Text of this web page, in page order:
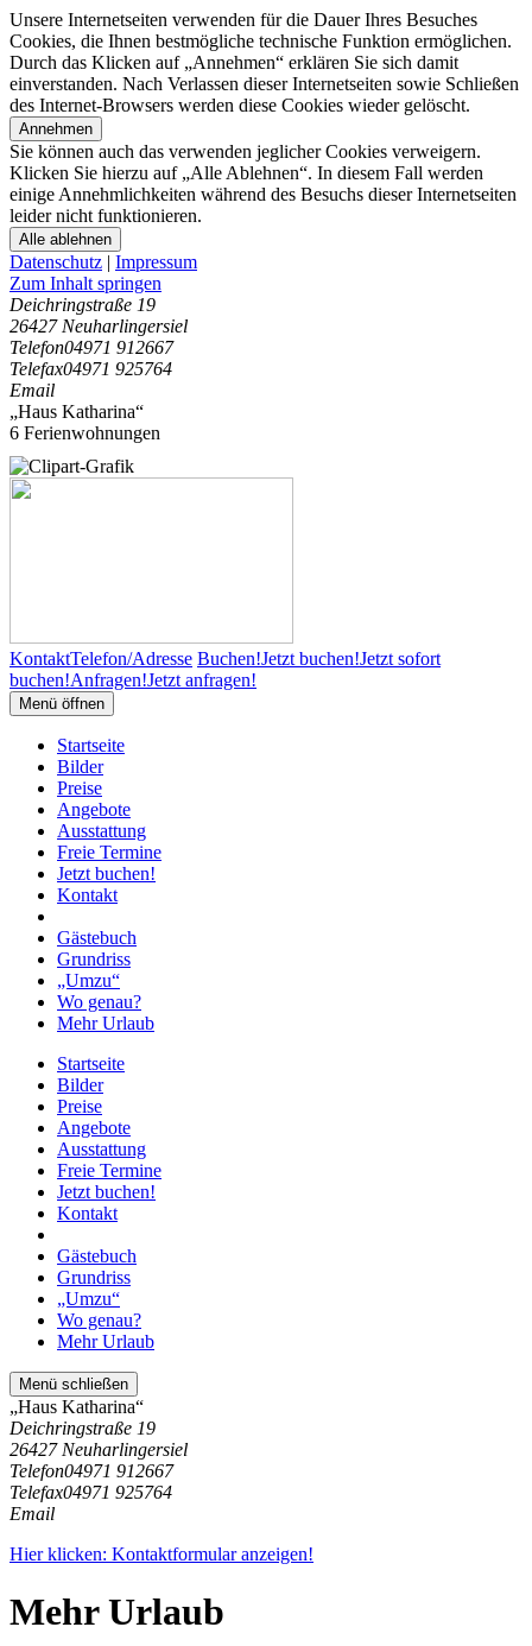
Unsere Internetseiten verwenden für die Dauer Ihres Besuches
Cookies, die Ihnen bestmögliche technische Funktion ermöglichen.
Durch das Klicken auf „Annehmen“ erklären Sie sich damit
einverstanden. Nach Verlassen dieser Internetseiten sowie Schließen
des Internet-Browsers werden diese Cookies wieder gelöscht.
Annehmen
Sie können auch das verwenden jeglicher Cookies verweigern.
Klicken Sie hierzu auf „Alle Ablehnen“. In diesem Fall werden
einige Annehmlichkeiten während des Besuchs dieser Internetseiten
leider nicht funktionieren.
Alle ablehnen
Datenschutz | Impressum
Zum Inhalt springen
Deichringstraße 19
26427 Neuharlingersiel
Telefon04971 912667
Telefax04971 925764
Email
„Haus Katharina“
6 Ferienwohnungen
KontaktTelefon/Adresse Buchen!Jetzt buchen!Jetzt sofort
buchen!Anfragen!Jetzt anfragen!
Menü öffnen
Startseite
Bilder
Preise
Angebote
Ausstattung
Freie Termine
Jetzt buchen!
Kontakt
Gästebuch
Grundriss
„Umzu“
Wo genau?
Mehr Urlaub
Startseite
Bilder
Preise
Angebote
Ausstattung
Freie Termine
Jetzt buchen!
Kontakt
Gästebuch
Grundriss
„Umzu“
Wo genau?
Mehr Urlaub
Menü schließen
„Haus Katharina“
Deichringstraße 19
26427 Neuharlingersiel
Telefon04971 912667
Telefax04971 925764
Email
Hier klicken: Kontaktformular anzeigen!
Mehr Urlaub